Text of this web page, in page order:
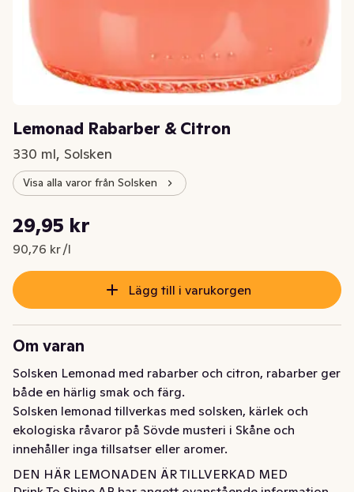
Lemonad Rabarber & Citron
330 ml, Solsken
Visa alla varor från Solsken
Nuvarande pris är: 29,95 kr
29,95 kr
90,76 kr /l
Styckpris: 90,76 kr /l
Lägg till i varukorgen
Om varan
Solsken Lemonad med rabarber och citron, rabarber ger
både en härlig smak och färg.
Solsken lemonad tillverkas med solsken, kärlek och
ekologiska råvaror på Sövde musteri i Skåne och
innehåller inga tillsatser eller aromer.
DEN HÄR LEMONADEN ÄR TILLVERKAD MED